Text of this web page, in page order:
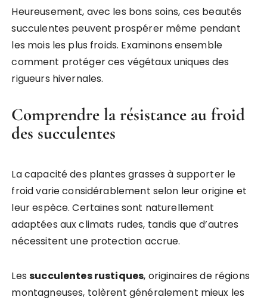
Heureusement, avec les bons soins, ces beautés
succulentes peuvent prospérer même pendant
les mois les plus froids. Examinons ensemble
comment protéger ces végétaux uniques des
rigueurs hivernales.
Comprendre la résistance au froid
des succulentes
La capacité des plantes grasses à supporter le
froid varie considérablement selon leur origine et
leur espèce. Certaines sont naturellement
adaptées aux climats rudes, tandis que d’autres
nécessitent une protection accrue.
Lessucculentes rustiques, originaires de régions
montagneuses, tolèrent généralement mieux les